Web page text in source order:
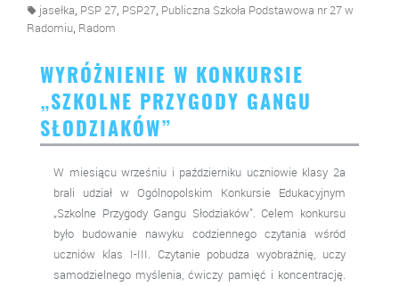
jasełka, PSP 27, PSP27, Publiczna Szkoła Podstawowa nr 27 w
Radomiu, Radom
WYRÓŻNIENIE W KONKURSIE
„SZKOLNE PRZYGODY GANGU
SŁODZIAKÓW”
W miesiącu wrześniu i październiku uczniowie klasy 2a
brali udział w Ogólnopolskim Konkursie Edukacyjnym
„Szkolne Przygody Gangu Słodziaków”. Celem konkursu
było budowanie nawyku codziennego czytania wśród
uczniów klas I-III. Czytanie pobudza wyobraźnię, uczy
samodzielnego myślenia, ćwiczy pamięć i koncentrację.